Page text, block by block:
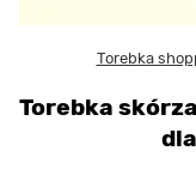
Torebka
Torebka